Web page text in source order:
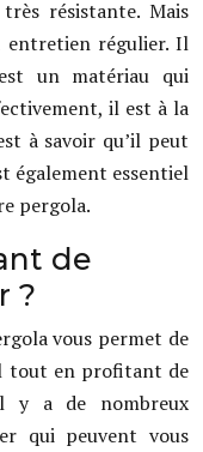
résistante. Mais
entretien régulier. Il
un matériau qui
il est à la
à savoir qu’il peut
également essentiel
pergola.
de
?
vous permet de
tout en profitant de
y a de nombreux
qui peuvent vous